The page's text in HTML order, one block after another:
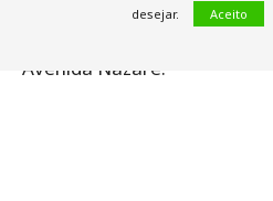
De bicicleta: há paraciclos
Avenida Nazaré.
desejar.
Aceito